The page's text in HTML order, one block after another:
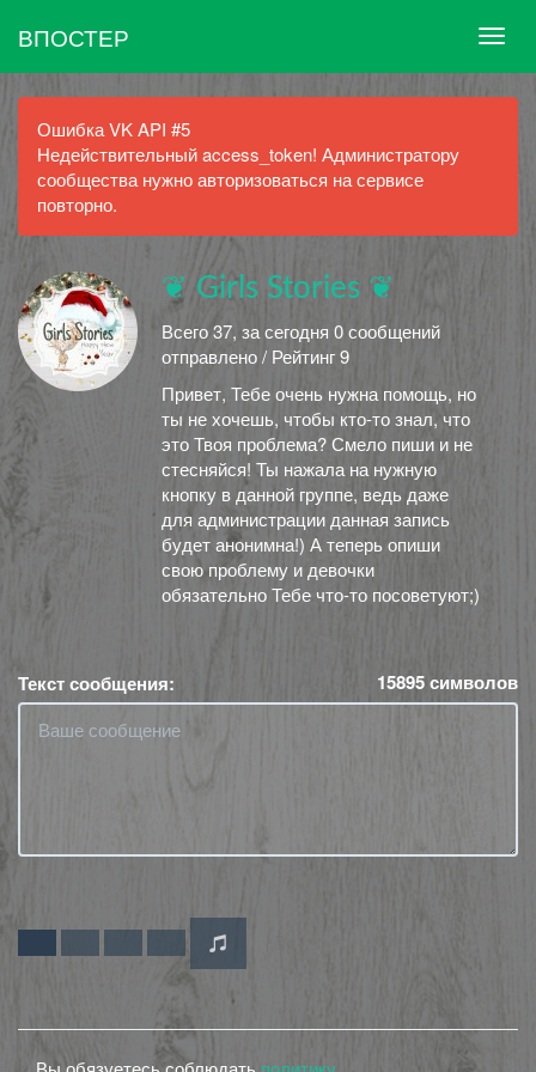
ВПОСТЕР
Ошибка VK API #5
Недействительный access_token! Администратору
сообщества нужно авторизоваться на сервисе
повторно.
❦ Girls Stories ❦
Всего 37, за сегодня 0 сообщений
отправлено / Рейтинг 9
Привет, Тебе очень нужна помощь, но
ты не хочешь, чтобы кто-то знал, что
это Твоя проблема? Смело пиши и не
стесняйся! Ты нажала на нужную
кнопку в данной группе, ведь даже
для администрации данная запись
будет анонимна!) А теперь опиши
свою проблему и девочки
обязательно Тебе что-то посоветуют;)
Текст сообщения: 15895символов